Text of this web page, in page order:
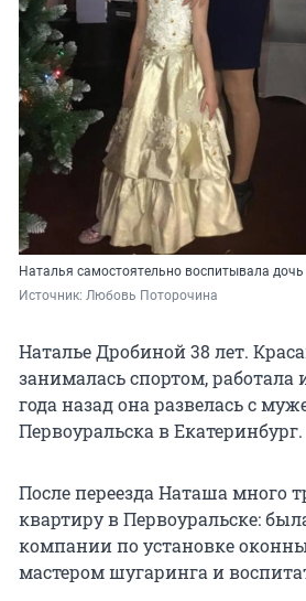
Наталья самостоятельно воспитывала
Источник: Любовь Поторочина
Наталье Дробиной 38 лет.
занималась спортом,
года назад она развелась с
Первоуральска в Екатеринбург.
После переезда Наташа много
квартиру в Первоуральске:
компании по установке
мастером шугаринга и